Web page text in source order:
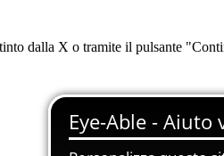
dalla X o tramite il pulsante